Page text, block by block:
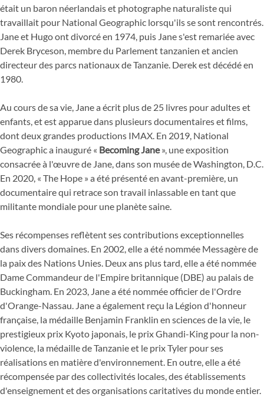
était un baron néerlandais et photographe naturaliste qui
travaillait pour National Geographic lorsqu'ils se sont rencontrés.
Jane et Hugo ont divorcé en 1974, puis Jane s'est remariée avec
Derek Bryceson, membre du Parlement tanzanien et ancien
directeur des parcs nationaux de Tanzanie. Derek est décédé en
1980.
Au cours de sa vie, Jane a écrit plus de 25 livres pour adultes et
enfants, et est apparue dans plusieurs documentaires et films,
dont deux grandes productions IMAX. En 2019, National
Geographic a inauguré « Becoming Jane», une exposition
consacrée à l'œuvre de Jane, dans son musée de Washington, D.C.
En 2020, « The Hope » a été présenté en avant-première, un
documentaire qui retrace son travail inlassable en tant que
militante mondiale pour une planète saine.
Ses récompenses reflètent ses contributions exceptionnelles
dans divers domaines. En 2002, elle a été nommée Messagère de
la paix des Nations Unies. Deux ans plus tard, elle a été nommée
Dame Commandeur de l'Empire britannique (DBE) au palais de
Buckingham. En 2023, Jane a été nommée officier de l'Ordre
d'Orange-Nassau. Jane a également reçu la Légion d'honneur
française, la médaille Benjamin Franklin en sciences de la vie, le
prestigieux prix Kyoto japonais, le prix Ghandi-King pour la non-
violence, la médaille de Tanzanie et le prix Tyler pour ses
réalisations en matière d'environnement. En outre, elle a été
récompensée par des collectivités locales, des établissements
d'enseignement et des organisations caritatives du monde entier.